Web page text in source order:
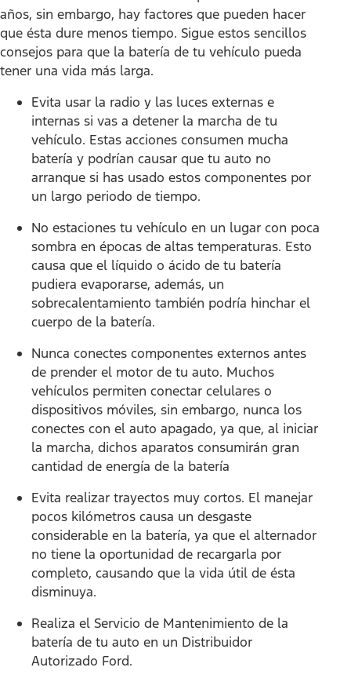
años, sin embargo, hay factores que pueden hacer
que ésta dure menos tiempo. Sigue estos sencillos
consejos para que la batería de tu vehículo pueda
tener una vida más larga.
Evita usar la radio y las luces externas e
internas si vas a detener la marcha de tu
vehículo. Estas acciones consumen mucha
batería y podrían causar que tu auto no
arranque si has usado estos componentes por
un largo periodo de tiempo.
No estaciones tu vehículo en un lugar con poca
sombra en épocas de altas temperaturas. Esto
causa que el líquido o ácido de tu batería
pudiera evaporarse, además, un
sobrecalentamiento también podría hinchar el
cuerpo de la batería.
Nunca conectes componentes externos antes
de prender el motor de tu auto. Muchos
vehículos permiten conectar celulares o
dispositivos móviles, sin embargo, nunca los
conectes con el auto apagado, ya que, al iniciar
la marcha, dichos aparatos consumirán gran
cantidad de energía de la batería
Evita realizar trayectos muy cortos. El manejar
pocos kilómetros causa un desgaste
considerable en la batería, ya que el alternador
no tiene la oportunidad de recargarla por
completo, causando que la vida útil de ésta
disminuya.
Realiza el Servicio de Mantenimiento de la
batería de tu auto en un Distribuidor
Autorizado Ford.